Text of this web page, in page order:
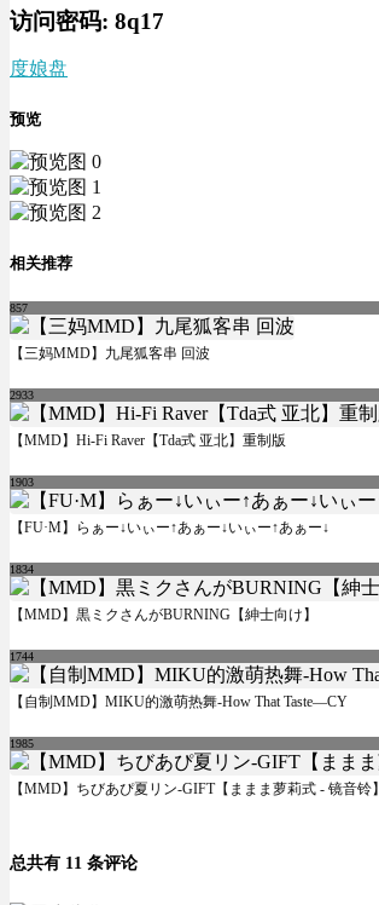
访问密码: 8q17
度娘盘
预览
相关推荐
857
【三妈MMD】九尾狐客串 回波
2933
【MMD】Hi-Fi Raver【Tda式 亚北】重制版
1903
【FU·M】らぁー↓いぃー↑あぁー↓いぃー↑あぁー↓
1834
【MMD】黒ミクさんがBURNING【紳士向け】
1744
【自制MMD】MIKU的激萌热舞-How That Taste—CY
1985
【MMD】ちびあぴ夏リン-GIFT【ままま萝莉式 - 镜音铃】
总共有 11 条评论